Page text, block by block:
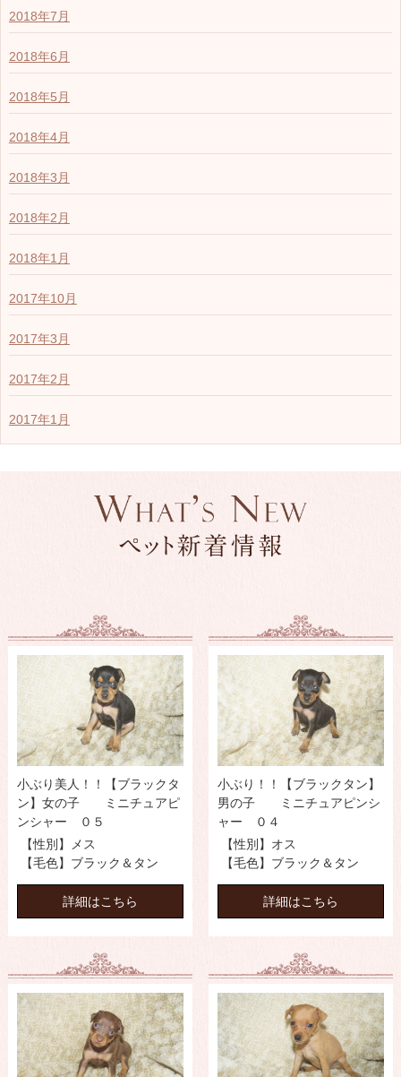
2018年7月
2018年6月
2018年5月
2018年4月
2018年3月
2018年2月
2018年1月
2017年10月
2017年3月
2017年2月
2017年1月
小ぶり美人！！【ブラックタ
ン】女の子 ミニチュアピ
ンシャー ０５
【性別】メス
【毛色】ブラック＆タン
詳細はこちら
小ぶり！！【ブラックタン】
男の子 ミニチュアピンシ
ャー ０４
【性別】オス
【毛色】ブラック＆タン
詳細はこちら